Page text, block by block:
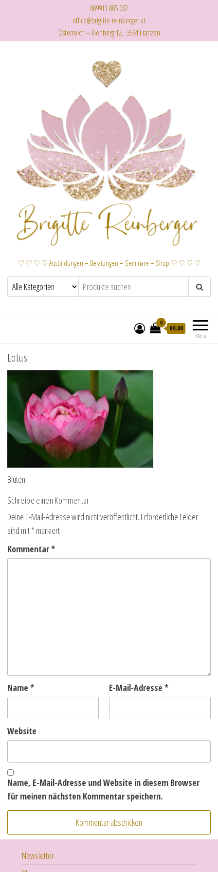
069911 085 062
office@brigitte-reinberger.at
Österreich – Kienberg 12, 3594 Franzen
♡ ♡ ♡ ♡ Ausbildungen – Beratungen – Seminare – Shop ♡ ♡ ♡ ♡
Menü
0
€0.00
Lotus
Blüten
Schreibe einen Kommentar
Deine E-Mail-Adresse wird nicht veröffentlicht. Erforderliche Felder
sind mit* markiert
Kommentar*
Name * E-Mail-Adresse *
Website
Name, E-Mail-Adresse und Website in diesem Browser
für meinen nächsten Kommentar speichern.
Newsletter